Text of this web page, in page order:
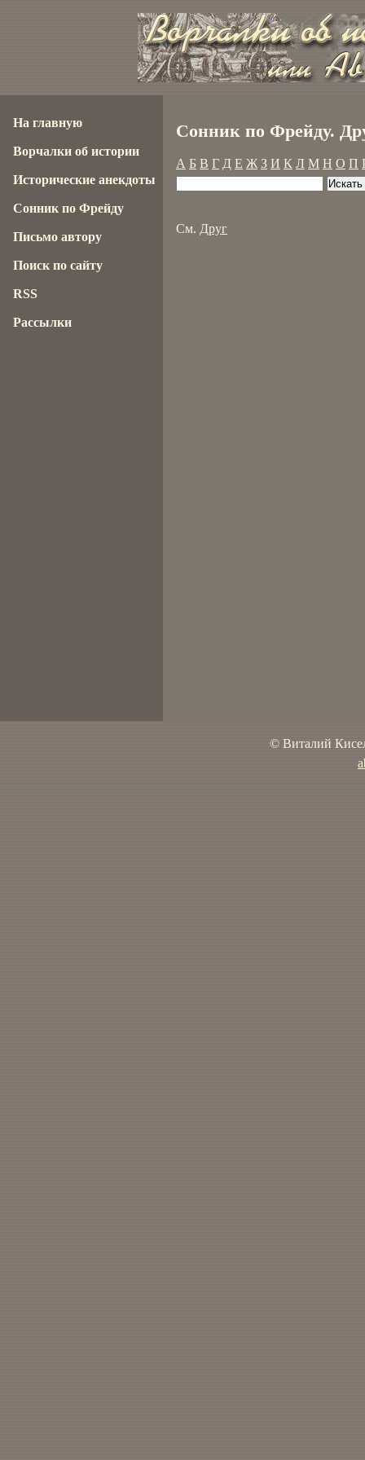
Сонник по Фрейду.
А Б В Г Д Е Ж З И К Л М Н О П
См. Друг
На главную
Ворчалки об истории
Исторические анекдоты
Сонник по Фрейду
Письмо автору
Поиск по сайту
RSS
Рассылки
© Виталий